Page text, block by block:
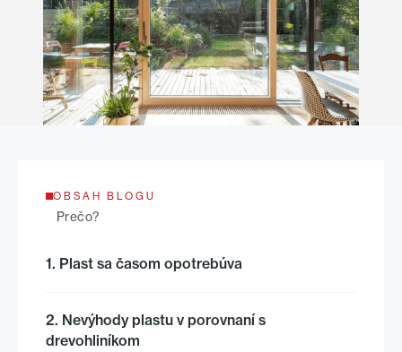
OBSAH BLOGU
Prečo?
1. Plast sa časom opotrebúva
2. Nevýhody plastu v porovnaní s
drevohliníkom